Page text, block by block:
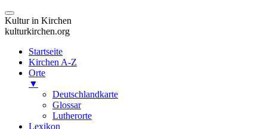
Kultur in Kirchen
kulturkirchen.org
Startseite
Kirchen A-Z
Orte
▼
Deutschlandkarte
Glossar
Lutherorte
Lexikon